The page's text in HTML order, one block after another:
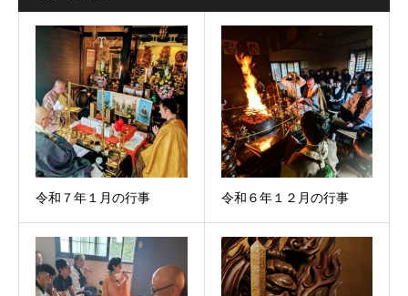
令和７年１月の行事 令和６年１２月の行事